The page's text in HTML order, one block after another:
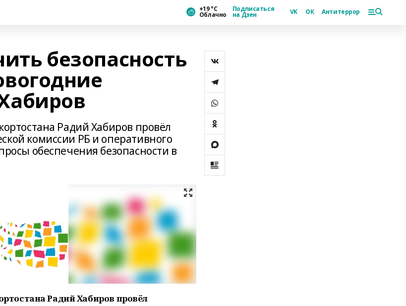
+19 °С
Облачно
Подписаться
на Дзен VK ОК Антитеррор
безопасность
Радий Хабиров провёл
комиссии РБ и оперативного
обеспечения безопасности в
Радий Хабиров провёл